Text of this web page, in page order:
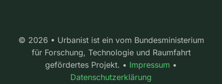
© 2026 • Urbanist ist ein vom Bundesministerium
für Forschung, Technologie und Raumfahrt
gefördertes Projekt. • Impressum •
Datenschutzerklärung